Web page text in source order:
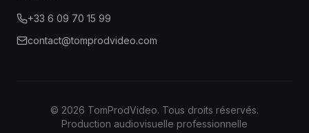
+33 6 09 70 15 99
contact@tomprodvideo.com
© 2026 TomProdVideo. Tous droits réservés.
Production audiovisuelle professionnelle